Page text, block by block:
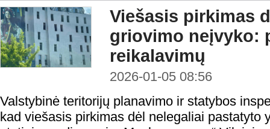
Viešasis pirkimas
griovimo neįvyko:
reikalavimų
2026-01-05 08:56
Valstybinė teritorijų planavimo ir statybos
kad viešasis pirkimas dėl nelegaliai pastatyto